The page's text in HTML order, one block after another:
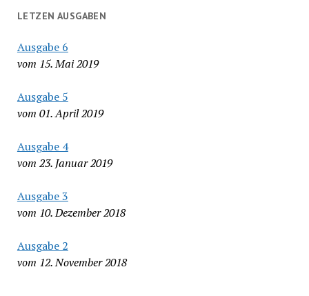
LETZEN AUSGABEN
Ausgabe 6
vom 15. Mai 2019
Ausgabe 5
vom 01. April 2019
Ausgabe 4
vom 23. Januar 2019
Ausgabe 3
vom 10. Dezember 2018
Ausgabe 2
vom 12. November 2018